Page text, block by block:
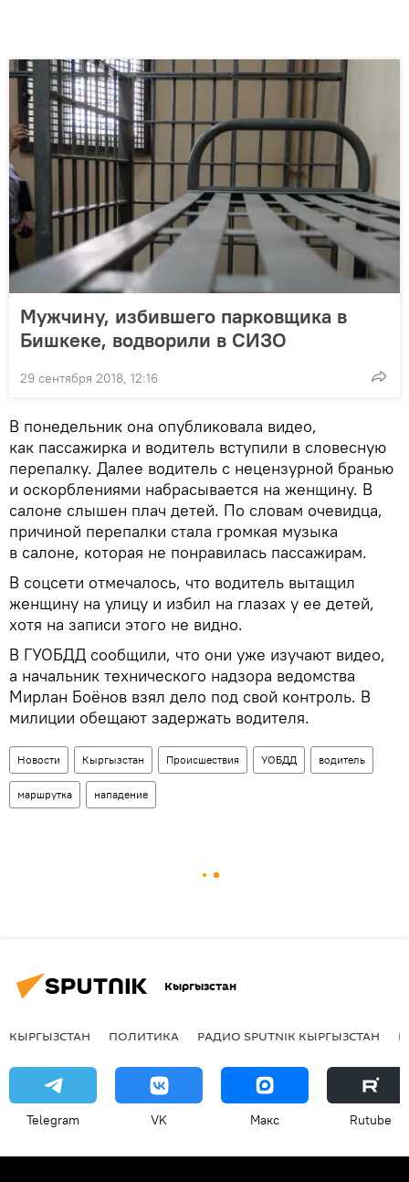
Мужчину, избившего парковщика в
Бишкеке, водворили в СИЗО
29 сентября 2018, 12:16
В понедельник она опубликовала видео,
как пассажирка и водитель вступили в словесную
перепалку. Далее водитель с нецензурной бранью
и оскорблениями набрасывается на женщину. В
салоне слышен плач детей. По словам очевидца,
причиной перепалки стала громкая музыка
в салоне, которая не понравилась пассажирам.
В соцсети отмечалось, что водитель вытащил
женщину на улицу и избил на глазах у ее детей,
хотя на записи этого не видно.
В ГУОБДД сообщили, что они уже изучают видео,
а начальник технического надзора ведомства
Мирлан Боёнов взял дело под свой контроль. В
милиции обещают задержать водителя.
Новости Кыргызстан Происшествия УОБДД водитель
маршрутка нападение
Кыргызстан
КЫРГЫЗСТАН ПОЛИТИКА РАДИО SPUTNIK КЫРГЫЗСТАН
Telegram VK Макс Rutube